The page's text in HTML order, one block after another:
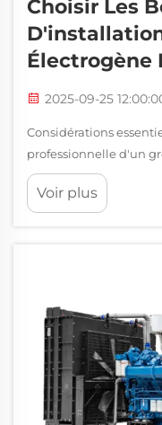
Choisir Les
Électrogène
2025-09-25
Considérations
professionnelle d'un
groupe électrogène
qui nécessite une
technique et un strict
Voir plus